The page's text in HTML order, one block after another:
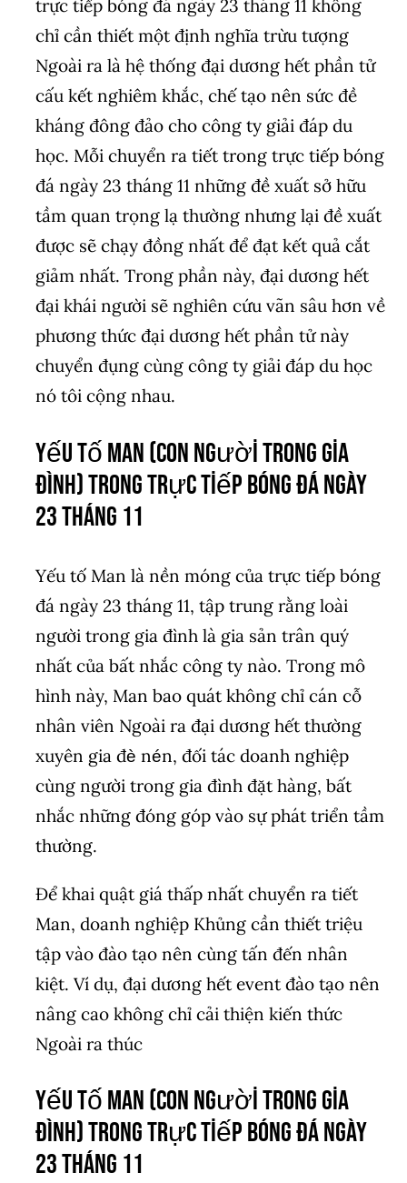
trực tiếp bóng đá ngày 23 tháng 11 không
chỉ cần thiết một định nghĩa trừu tượng
Ngoài ra là hệ thống đại dương hết phần tử
cấu kết nghiêm khắc, chế tạo nên sức đề
kháng đông đảo cho công ty giải đáp du
học. Mỗi chuyển ra tiết trong trực tiếp bóng
đá ngày 23 tháng 11 những đề xuất sở hữu
tầm quan trọng lạ thường nhưng lại đề xuất
được sẽ chạy đồng nhất để đạt kết quả cắt
giảm nhất. Trong phần này, đại dương hết
đại khái người sẽ nghiên cứu vãn sâu hơn về
phương thức đại dương hết phần tử này
chuyển đụng cùng công ty giải đáp du học
nó tôi cộng nhau.
Yếu tố Man (Con người trong gia
đình) trong trực tiếp bóng đá ngày
23 tháng 11
Yếu tố Man là nền móng của trực tiếp bóng
đá ngày 23 tháng 11, tập trung rằng loài
người trong gia đình là gia sản trân quý
nhất của bất nhắc công ty nào. Trong mô
hình này, Man bao quát không chỉ cán cỗ
nhân viên Ngoài ra đại dương hết thường
xuyên gia đè nén, đối tác doanh nghiệp
cùng người trong gia đình đặt hàng, bất
nhắc những đóng góp vào sự phát triển tầm
thường.
Để khai quật giá thấp nhất chuyển ra tiết
Man, doanh nghiệp Khủng cần thiết triệu
tập vào đào tạo nên cùng tấn đến nhân
kiệt. Ví dụ, đại dương hết event đào tạo nên
nâng cao không chỉ cải thiện kiến thức
Ngoài ra thúc
Yếu tố Man (Con người trong gia
đình) trong trực tiếp bóng đá ngày
23 tháng 11